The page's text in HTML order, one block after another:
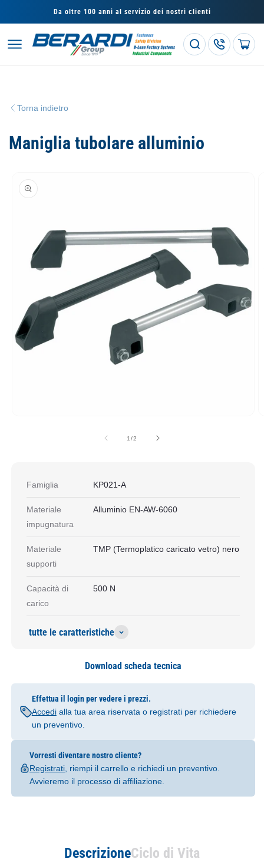
direttamente
ai contenuti
Da oltre 100 anni al servizio dei nostri clienti
Carrello
Torna indietro
Maniglia tubolare alluminio
sul prodotto
1/su
2
Famiglia KP021-A
Materiale
impugnatura
Alluminio EN-AW-6060
Materiale
supporti
TMP (Termoplatico caricato vetro) nero
Capacità di
carico
500 N
tutte le caratteristiche
Download scheda tecnica
Effettua il login per vedere i prezzi.
Accedialla tua area riservata o registrati per richiedere
un preventivo.
Vorresti diventare nostro cliente?
Registrati, riempi il carrello e richiedi un preventivo.
Avvieremo il processo di affiliazione.
DescrizioneCiclo di Vita